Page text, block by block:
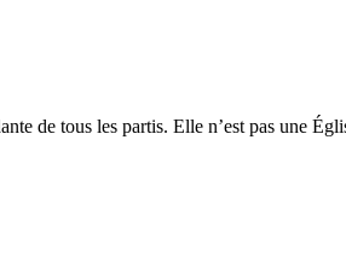
de tous les partis. Elle n’est pas une